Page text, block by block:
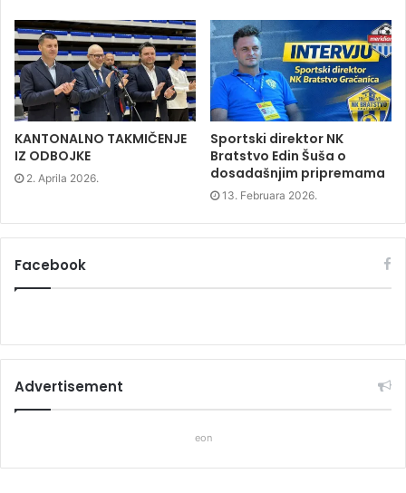
w
w
i
n
d
o
w
)
w
i
n
d
o
w
)
w
w
i
n
d
o
w
)
KANTONALNO TAKMIČENJE
IZ ODBOJKE
2. Aprila 2026.
Sportski direktor NK
Bratstvo Edin Šuša o
dosadašnjim pripremama
13. Februara 2026.
Facebook
Advertisement
eon